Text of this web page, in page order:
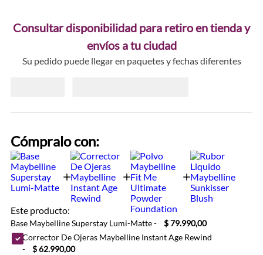
Consultar disponibilidad para retiro en tienda y
envíos a tu ciudad
Su pedido puede llegar en paquetes y fechas diferentes
Cómpralo con:
Este producto:
Base Maybelline Superstay Lumi-Matte-
$ 79.990,00
Corrector De Ojeras Maybelline Instant Age Rewind
-
$ 62.990,00